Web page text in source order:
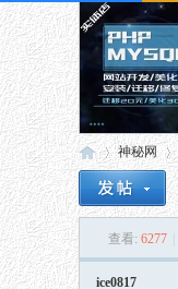
神秘网
›
查看: 6277
ice0817